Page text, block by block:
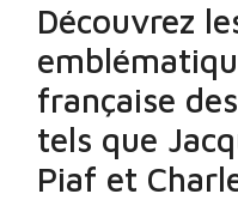
Découvrez
française
tels que
Piaf et